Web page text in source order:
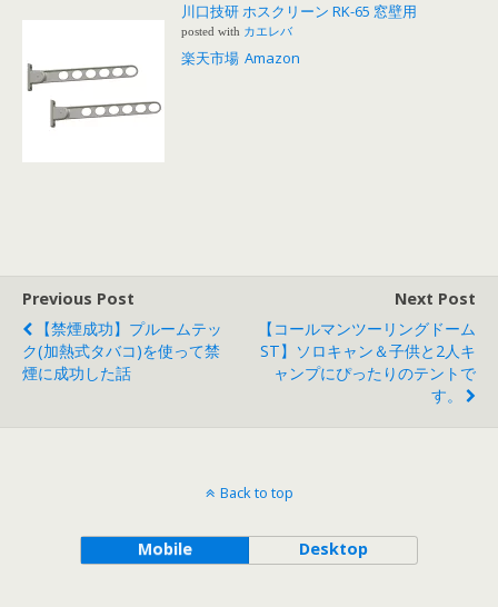
川口技研 ホスクリーン RK-65 窓壁用
posted with カエレバ
楽天市場 Amazon
Previous Post
【禁煙成功】プルームテッ
ク(加熱式タバコ)を使って禁
煙に成功した話
Next Post
【コールマンツーリングドーム
ST】ソロキャン＆子供と2人キ
ャンプにぴったりのテントで
す。
Back to top
Mobile Desktop